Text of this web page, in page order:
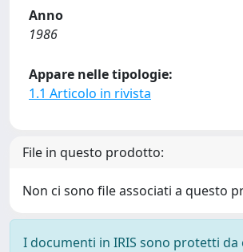
Anno
1986
Appare nelle tipologie:
1.1 Articolo in rivista
File in questo prodotto:
Non ci sono file associati a questo
I documenti in IRIS sono protetti